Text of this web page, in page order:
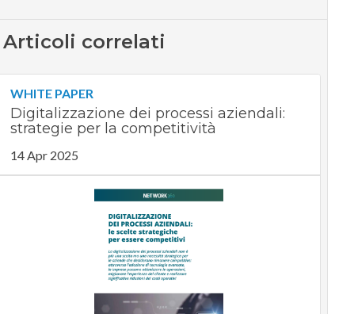
Articoli correlati
WHITE PAPER
Digitalizzazione dei processi aziendali:
strategie per la competitività
14 Apr 2025